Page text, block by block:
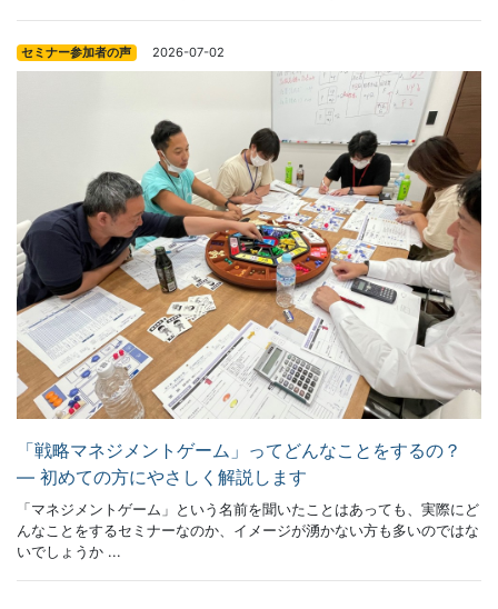
セミナー参加者の声 2026-07-02
「戦略マネジメントゲーム」ってどんなことをするの？
― 初めての方にやさしく解説します
「マネジメントゲーム」という名前を聞いたことはあっても、実際にど
んなことをするセミナーなのか、イメージが湧かない方も多いのではな
いでしょうか ...